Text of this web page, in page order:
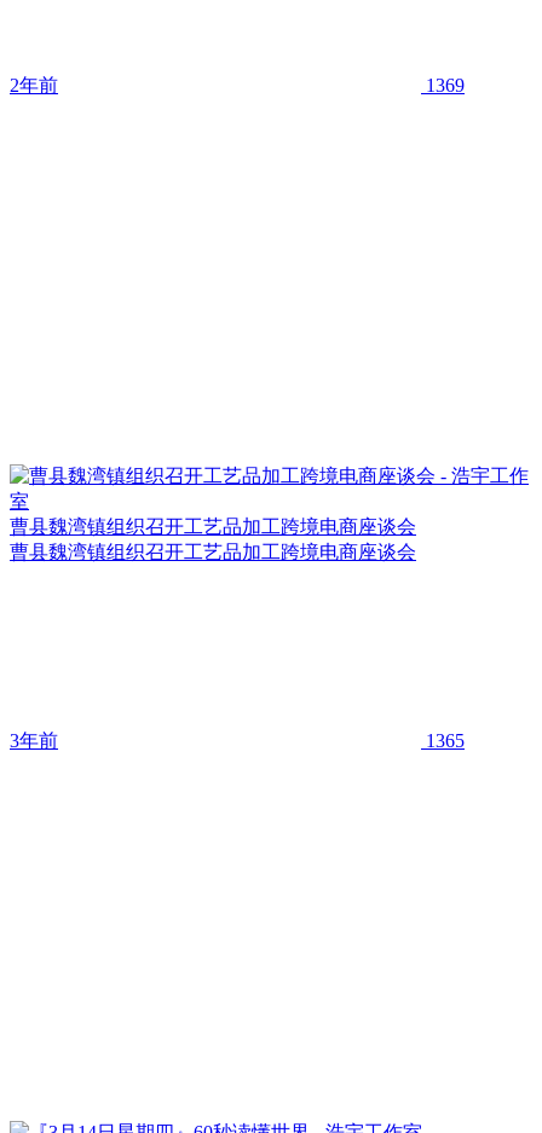
2年前 1369
曹县魏湾镇组织召开工艺品加工跨境电商座谈会
曹县魏湾镇组织召开工艺品加工跨境电商座谈会
3年前 1365